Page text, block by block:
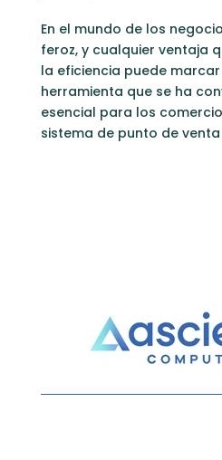
En el mundo de los
feroz, y cualquier ventaja
la eficiencia puede
herramienta que se ha
esencial para los
sistema de punto de venta